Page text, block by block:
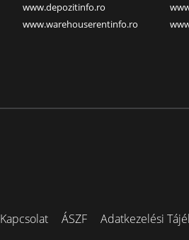
www.depozitinfo.ro
www.warehouserentinfo.ro
Kapcsolat ÁSZF Adatkezelési